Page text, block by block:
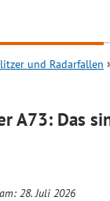
und Radarfallen
A73: Das
28. Juli 2026